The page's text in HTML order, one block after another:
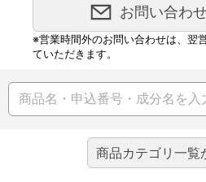
お問い合わ
※営業時間外のお問い合わせは、翌
ていただきます。
商品カテゴリ一覧